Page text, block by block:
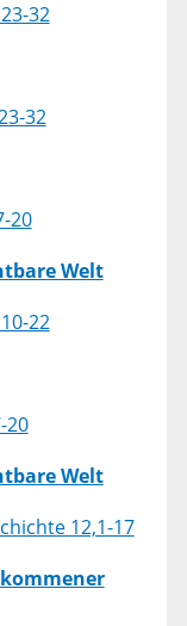
32
32
20
Welt
22
20
Welt
12,1-17